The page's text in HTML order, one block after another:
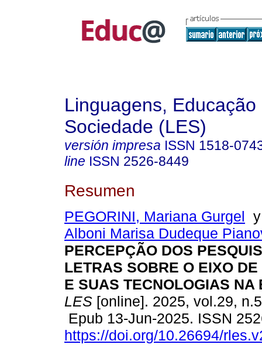
Linguagens, Educação
Sociedade (LES)
versión impresa ISSN 1518-
line ISSN 2526-8449
Resumen
PEGORINI, Mariana Gurgel
Alboni Marisa Dudeque
PERCEPÇÃO DOS
LETRAS SOBRE O EIXO
E SUAS TECNOLOGIAS NA
LES [online]. 2025, vol.29,
Epub 13-Jun-2025. ISSN
https://doi.org/10.26694/